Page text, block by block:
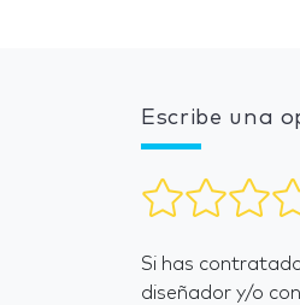
Escribe una
Si has
diseñador y/o